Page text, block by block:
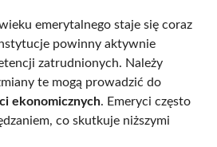
emerytalnego staje się coraz
powinny aktywnie
zatrudnionych. Należy
te mogą prowadzić do
ekonomicznych. Emeryci często
co skutkuje niższymi